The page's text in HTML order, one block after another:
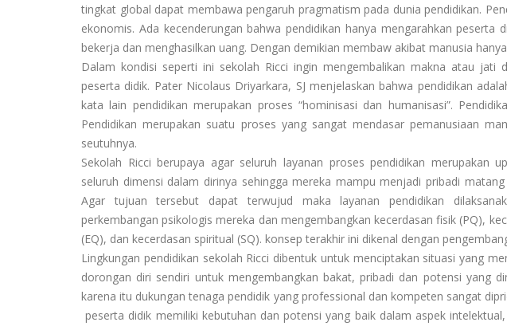
tingkat global dapat membawa pengaruh pragmatism pada dunia pendidikan.
ekonomis. Ada kecenderungan bahwa pendidikan hanya mengarahkan peserta
bekerja dan menghasilkan uang. Dengan demikian membaw akibat manusia
Dalam kondisi seperti ini sekolah Ricci ingin mengembalikan makna atau jati
peserta didik. Pater Nicolaus Driyarkara, SJ menjelaskan bahwa pendidikan
kata lain pendidikan merupakan proses “hominisasi dan humanisasi”.
Pendidikan merupakan suatu proses yang sangat mendasar pemanusiaan
seutuhnya.
Sekolah Ricci berupaya agar seluruh layanan proses pendidikan merupakan
seluruh dimensi dalam dirinya sehingga mereka mampu menjadi pribadi
Agar tujuan tersebut dapat terwujud maka layanan pendidikan
perkembangan psikologis mereka dan mengembangkan kecerdasan fisik (PQ),
(EQ), dan kecerdasan spiritual (SQ). konsep terakhir ini dikenal dengan
Lingkungan pendidikan sekolah Ricci dibentuk untuk menciptakan situasi yang
dorongan diri sendiri untuk mengembangkan bakat, pribadi dan potensi yang
karena itu dukungan tenaga pendidik yang professional dan kompeten sangat
peserta didik memiliki kebutuhan dan potensi yang baik dalam aspek